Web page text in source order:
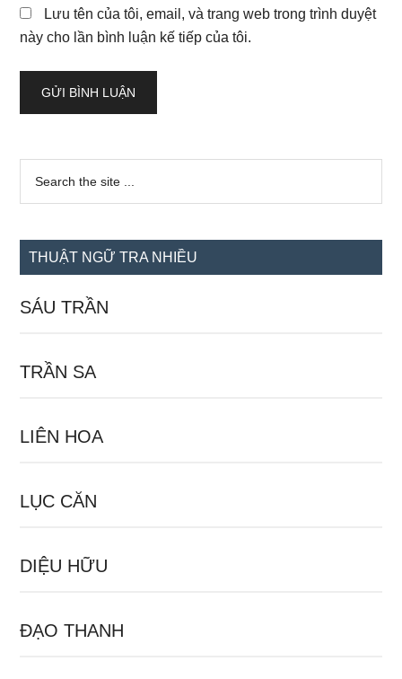
Lưu tên của tôi, email, và trang web trong trình duyệt
này cho lần bình luận kế tiếp của tôi.
Sidebar
chính
...
THUẬT NGỮ TRA NHIỀU
SÁU TRẦN
TRẦN SA
LIÊN HOA
LỤC CĂN
DIỆU HỮU
ĐẠO THANH